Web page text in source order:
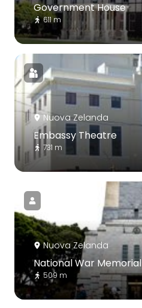
Government House
611 m
Nuova Zelanda
Embassy Theatre
731 m
Nuova Zelanda
National War Memorial
509 m